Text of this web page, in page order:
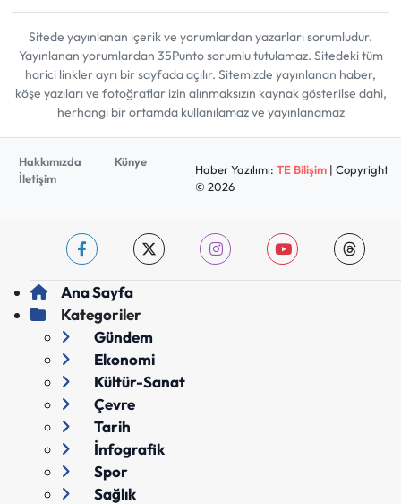
Sitede yayınlanan içerik ve yorumlardan yazarları sorumludur.
Yayınlanan yorumlardan 35Punto sorumlu tutulamaz. Sitedeki tüm
harici linkler ayrı bir sayfada açılır. Sitemizde yayınlanan haber,
köşe yazıları ve fotoğraflar izin alınmaksızın kaynak gösterilse dahi,
herhangi bir ortamda kullanılamaz ve yayınlanamaz
Hakkımızda
Künye
İletişim
Haber Yazılımı: TE Bilişim| Copyright
© 2026
Ana Sayfa
Kategoriler
Gündem
Ekonomi
Kültür-Sanat
Çevre
Tarih
İnfografik
Spor
Sağlık